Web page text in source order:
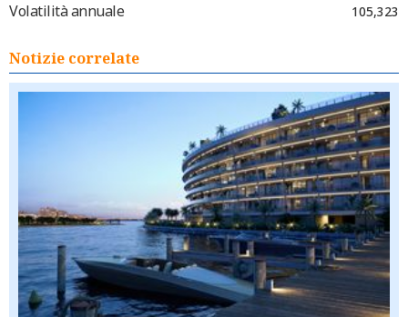
Volatilità annuale 105,323
Notizie correlate